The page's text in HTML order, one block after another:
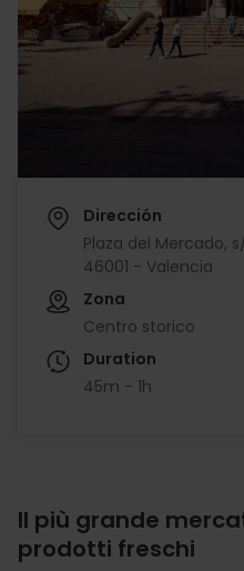
Dirección
Plaza del Mercado,
46001 - Valencia
Zona
Centro storico
Duration
45m - 1h
Il più grande
prodotti freschi